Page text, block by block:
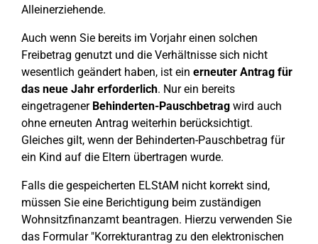
Alleinerziehende.
Auch wenn Sie bereits im Vorjahr einen solchen
Freibetrag genutzt und die Verhältnisse sich nicht
wesentlich geändert haben, ist ein erneuter Antrag für
das neue Jahr erforderlich. Nur ein bereits
eingetragenerBehinderten-Pauschbetrag wird auch
ohne erneuten Antrag weiterhin berücksichtigt.
Gleiches gilt, wenn der Behinderten-Pauschbetrag für
ein Kind auf die Eltern übertragen wurde.
Falls die gespeicherten ELStAM nicht korrekt sind,
müssen Sie eine Berichtigung beim zuständigen
Wohnsitzfinanzamt beantragen. Hierzu verwenden Sie
das Formular "Korrekturantrag zu den elektronischen